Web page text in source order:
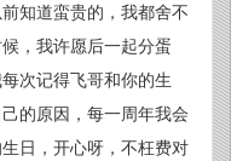
知道蛮贵的，我都舍不
，我许愿后一起分蛋
次记得飞哥和你的生
的原因，每一周年我会
日，开心呀，不枉费对